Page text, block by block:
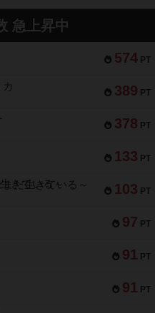
急上昇中
574 PT
389 PT
378 PT
133 PT
103 PT
だ生きている～
97 PT
91 PT
91 PT